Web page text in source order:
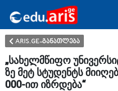
განათლება
ARIS.GE-განათლება
„სახელმწიფო
ზე მეტ სტუდენტს
000-ით იზრდება“